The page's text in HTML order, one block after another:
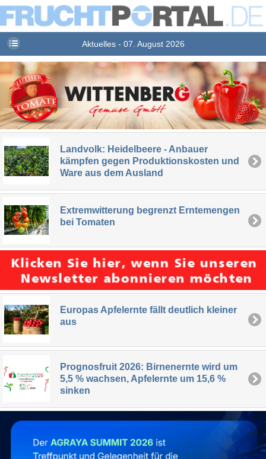
Aktuelles - 07. August 2026
Landvolk: Heidelbeere - Anbauer
kämpfen gegen Produktionskosten und
Ware aus dem Ausland
Extremwitterung begrenzt Erntemengen
bei Tomaten
Europas Apfelernte fällt deutlich kleiner
aus
Prognosfruit 2026: Birnenernte wird um
5,5 % wachsen, Apfelernte um 15,6 %
sinken